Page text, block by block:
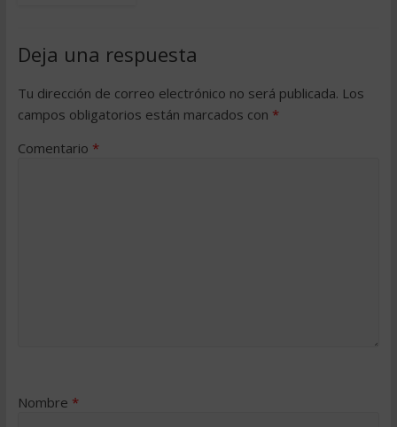
Deja una respuesta
Tu dirección de correo electrónico no será publicada. Los
campos obligatorios están marcados con *
Comentario *
Nombre *